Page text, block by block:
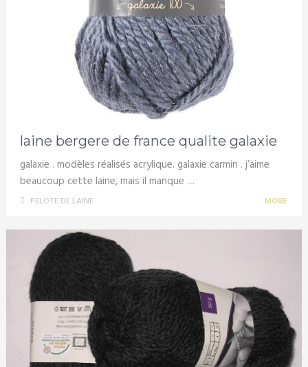
laine bergere de france qualite galaxie
galaxie . modèles réalisés acrylique. galaxie carmin . j’aime
beaucoup cette laine, mais il manque …
PELOTE DE LAINE MORE